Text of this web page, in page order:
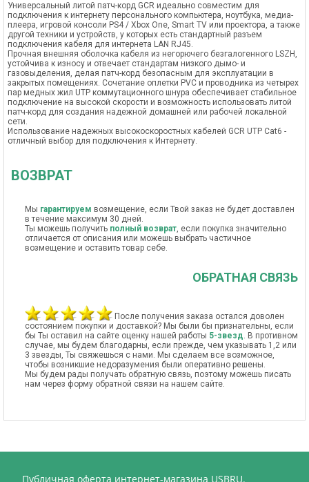
Универсальный литой патч-корд GCR идеально совместим для
подключения к интернету персонального компьютера, ноутбука, медиа-
плеера, игровой консоли PS4 / Xbox One, Smart TV или проектора, а также
другой техники и устройств, у которых есть стандартный разъем
подключения кабеля для интернета LAN RJ45.
Прочная внешняя оболочка кабеля из негорючего безгалогенного LSZH,
устойчива к износу и отвечает стандартам низкого дымо- и
газовыделения, делая патч-корд безопасным для эксплуатации в
закрытых помещениях. Сочетание оплетки PVC и проводника из четырех
пар медных жил UTP коммутационного шнура обеспечивает стабильное
подключение на высокой скорости и возможность использовать литой
патч-корд для создания надежной домашней или рабочей локальной
сети.
Использование надежных высокоскоростных кабелей GCR UTP Cat6 -
отличный выбор для подключения к Интернету.
ВОЗВРАТ
Мы гарантируем возмещение, если Твой заказ не будет доставлен
в течение максимум 30 дней.
Ты можешь получить полный возврат, если покупка значительно
отличается от описания или можешь выбрать частичное
возмещение и оставить товар себе.
ОБРАТНАЯ СВЯЗЬ
После получения заказа остался доволен
состоянием покупки и доставкой? Мы были бы признательны, если
бы Ты оставил на сайте оценку нашей работы 5-звезд. В противном
случае, мы будем благодарны, если прежде, чем указывать 1,2 или
3 звезды, Ты свяжешься с нами. Мы сделаем все возможное,
чтобы возникшие недоразумения были оперативно решены.
Мы будем рады получать обратную связь, поэтому можешь писать
нам через форму обратной связи на нашем сайте.
Публичная оферта интернет-магазина USBRU.